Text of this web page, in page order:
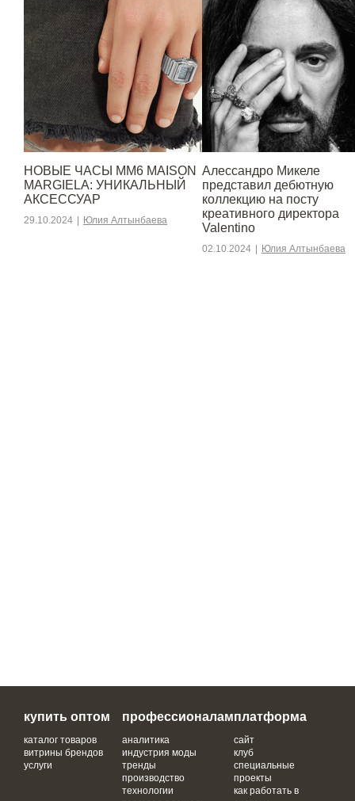
НОВЫЕ ЧАСЫ MM6 MAISON
MARGIELA: УНИКАЛЬНЫЙ
АКСЕССУАР
29.10.2024 | Юлия Алтынбаева
Алессандро Микеле
представил дебютную
коллекцию на посту
креативного директора
Valentino
02.10.2024 | Юлия Алтынбаева
купить оптом
каталог товаров
витрины брендов
услуги
профессионалам
аналитика
индустрия моды
тренды
производство
технологии
платформа
сайт
клуб
специальные
проекты
как работать в